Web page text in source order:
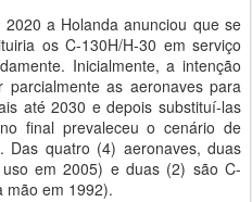
a Holanda anunciou que se
os C-130H/H-30 em serviço
Inicialmente, a intenção
as aeronaves para
até 2030 e depois substituí-las
final prevaleceu o cenário de
Das quatro (4) aeronaves, duas
em 2005) e duas (2) são C-
mão em 1992).